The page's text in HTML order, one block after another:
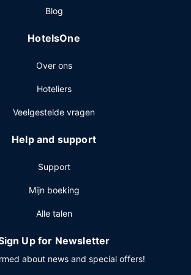
Blog
HotelsOne
Over ons
Hoteliers
Veelgestelde vragen
Help and support
Support
Mijn boeking
Alle talen
Up for Newsletter
about news and special offers!